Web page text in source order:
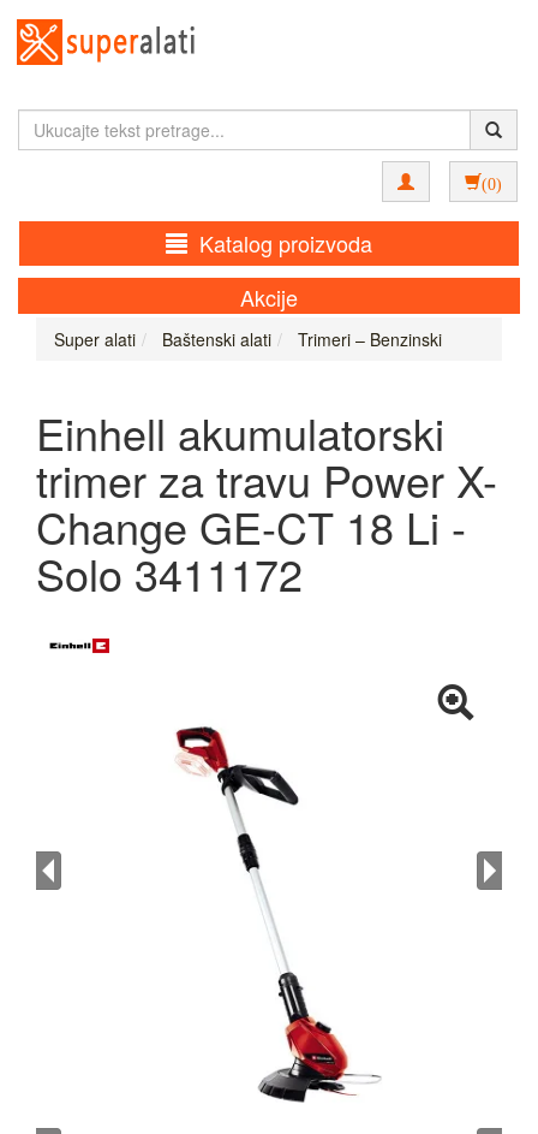
(0)
Katalog proizvoda
Akcije
Super alati Baštenski alati Trimeri – Benzinski
Einhell akumulatorski
trimer za travu Power X-
Change GE-CT 18 Li -
Solo 3411172